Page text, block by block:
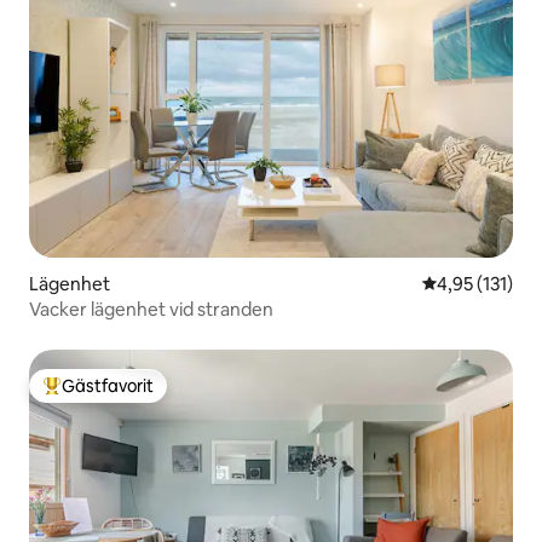
Lägenhet 4,95 av 5 i
4,95 (131)
Vacker lägenhet vid stranden
Populär gästfavorit
Gästfavorit